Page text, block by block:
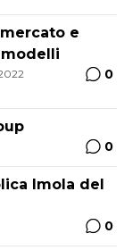
e
0
0
Imola del
0